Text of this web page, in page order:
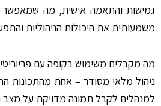
גמישות והתאמה אישית, מה שמאפשר
משמעותית את היכולות הניהוליות
מה מקבלים משימוש בקופה עם פריוריטי
ניהול מלאי מסודר – אחת מהתכונות
למנהלים לקבל תמונה מדויקת על מצב